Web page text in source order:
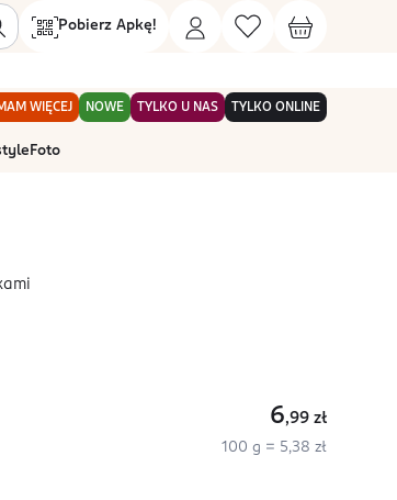
Pobierz Apkę!
WIĘCEJ NOWE TYLKO U NAS TYLKO ONLINE
Foto
6,99 zł
100 g = 5,38 zł